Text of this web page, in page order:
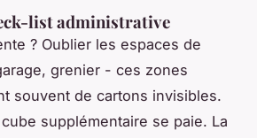
list administrative
? Oublier les espaces de
grenier - ces zones
souvent de cartons invisibles.
supplémentaire se paie. La